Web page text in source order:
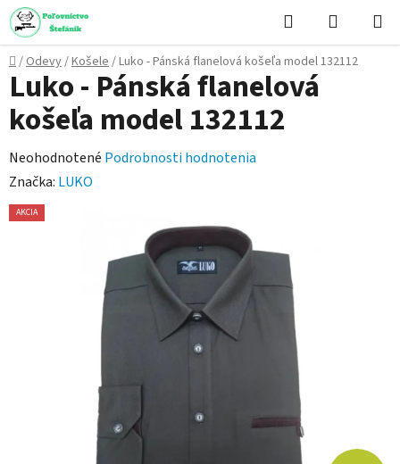
Prejsť
na
obsah
Hľadať
KOŠÍK
Domov
/Odevy/Košele/Luko - Pánská flanelová košeľa model 132112
Luko - Pánská flanelová
košeľa model 132112
Priemerné
hodnotenie
produktu
Neohodnotené Podrobnosti hodnotenia
Značka: LUKO
AKCIA